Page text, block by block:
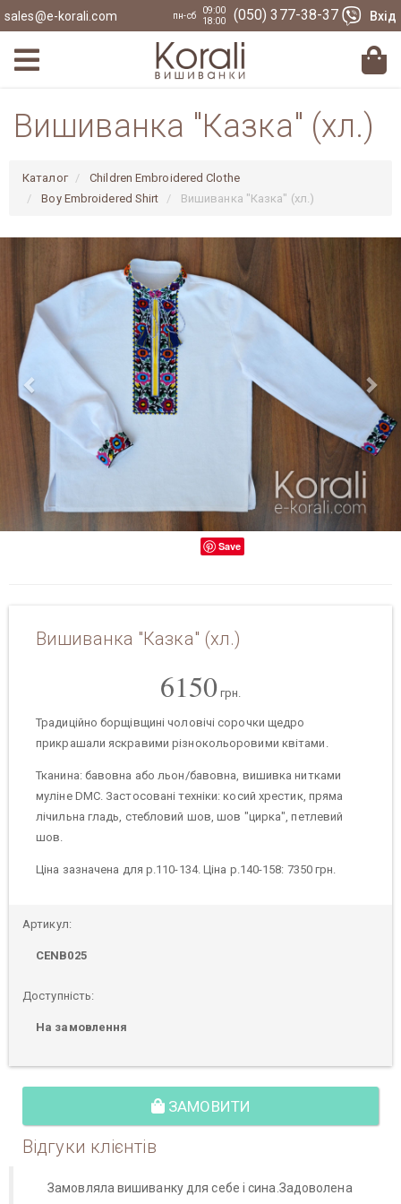
sales@e-korali.com пн-сб
09:00
18:00
(050) 377-38-37 Вхід
Вишиванка "Казка" (хл.)
Каталог
Children Embroidered Clothe
Boy Embroidered Shirt
Вишиванка "Казка" (хл.)
Save
Вишиванка "Казка" (хл.)
6150 грн.
Традиційно борщівщині чоловічі сорочки щедро
прикрашали яскравими різнокольоровими квітами.
Тканина: бавовна або льон/бавовна, вишивка нитками
муліне DMC. Застосовані техніки: косий хрестик, пряма
лічильна гладь, стебловий шов, шов "цирка", петлевий
шов.
Ціна зазначена для р.110-134. Ціна р.140-158: 7350 грн.
Артикул:
CENB025
Доступність:
На замовлення
ЗАМОВИТИ
Відгуки клієнтів
Замовляла вишиванку для себе і сина.Задоволена